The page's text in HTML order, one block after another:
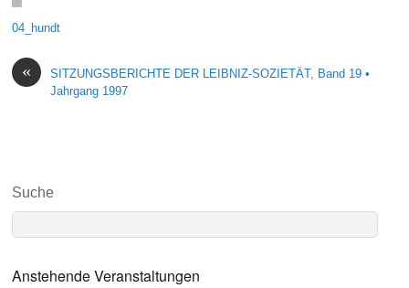
04_hundt
«
SITZUNGSBERICHTE DER LEIBNIZ-SOZIETÄT, Band 19 •
Jahrgang 1997
Suche
Anstehende Veranstaltungen